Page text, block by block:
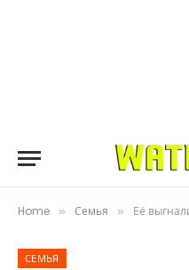
Home » Семья » Её выгнали в
СЕМЬЯ